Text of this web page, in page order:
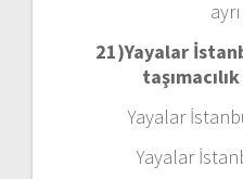
21)Yayalar
Yayalar
Yayalar